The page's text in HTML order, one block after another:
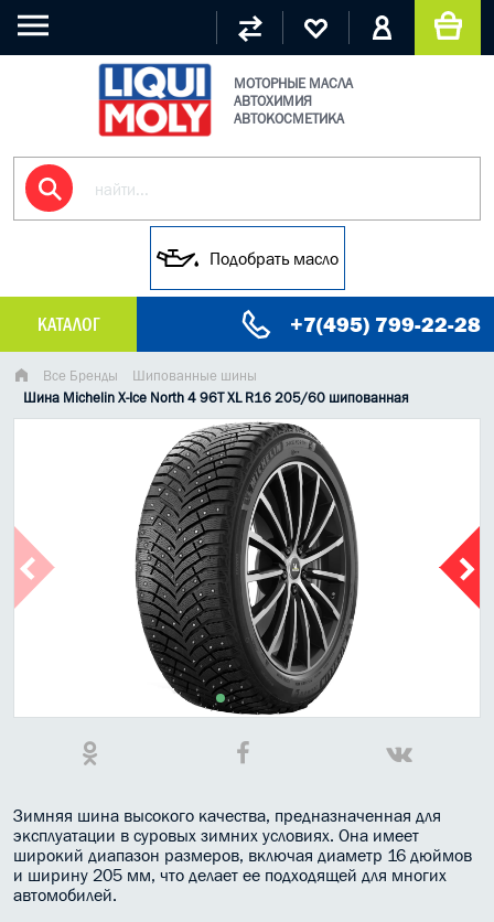
МОТОРНЫЕ МАСЛА
АВТОХИМИЯ
АВТОКОСМЕТИКА
Подобрать масло
КАТАЛОГ +7(495) 799-22-28
МАСЛО МОТОРНОЕ
ГРУЗОВЫЕ МАСЛА
ГИДРАВЛИЧЕСКИЕ МАСЛА
МАСЛО В КОРОБКУ
КОНСИСТЕНТНАЯ СМАЗКА
ИНДУСТРИАЛЬНЫЕ МАСЛА
АНТИФРИЗЫ СПЕЦЖИДКОСТИ
ПРИСАДКИ АВТОХИМИЯ
АВТО КОСМЕТИКА
МОТО МАСЛА
Все Бренды
Шипованные шины
Шина Michelin X-Ice North 4 96T XL R16 205/60 шипованная
Зимняя шина высокого качества, предназначенная для
эксплуатации в суровых зимних условиях. Она имеет
широкий диапазон размеров, включая диаметр 16 дюймов
и ширину 205 мм, что делает ее подходящей для многих
автомобилей.